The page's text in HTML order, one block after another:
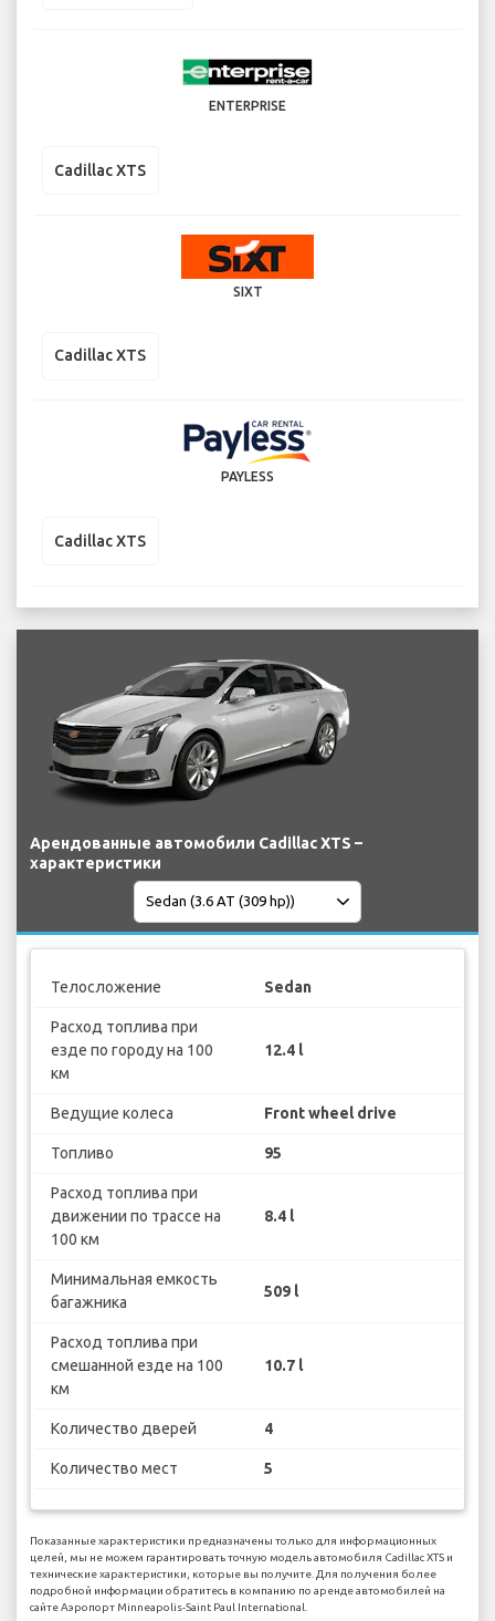
ENTERPRISE
Cadillac XTS
SIXT
Cadillac XTS
PAYLESS
Cadillac XTS
Арендованные автомобили Cadillac XTS –
характеристики
Телосложение Sedan
Расход топлива при
езде по городу на 100
км
12.4 l
Ведущие колеса Front wheel drive
Топливо 95
Расход топлива при
движении по трассе на
100 км
8.4 l
Минимальная емкость
багажника
509 l
Расход топлива при
смешанной езде на 100
км
10.7 l
Количество дверей 4
Количество мест 5
Показанные характеристики предназначены только для информационных
целей, мы не можем гарантировать точную модель автомобиля Cadillac XTS и
технические характеристики, которые вы получите. Для получения более
подробной информации обратитесь в компанию по аренде автомобилей на
сайте Аэропорт Minneapolis-Saint Paul International.